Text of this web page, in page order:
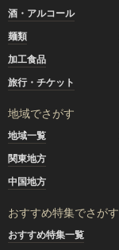
酒・アルコール
麺類
加工食品
旅行・チケット
地域でさがす
地域一覧
関東地方
中国地方
おすすめ特集でさがす
おすすめ特集一覧